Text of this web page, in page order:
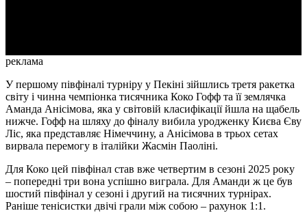
реклама
У першому півфіналі турніру у Пекіні зійшлись третя ракетка
світу і чинна чемпіонка тисячника Коко Гофф та її землячка
Аманда Анісімова, яка у світовій класифікації йшла на щабель
нижче. Гофф на шляху до фіналу вибила уродженку Києва Єву
Ліс, яка представляє Німеччину, а Анісімова в трьох сетах
вирвала перемогу в італійки Жасмін Паоліні.
Для Коко цей півфінал став вже четвертим в сезоні 2025 року
– попередні три вона успішно виграла. Для Аманди ж це був
шостий півфінал у сезоні і другий на тисячних турнірах.
Раніше тенісистки двічі грали між собою – рахунок 1:1.